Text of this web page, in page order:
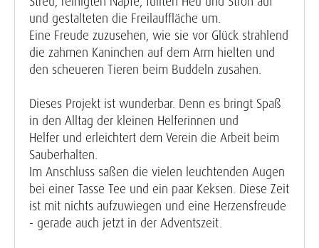
und gestalteten die Freilauffläche um.
Eine Freude zuzusehen, wie sie vor Glück strahlend
die zahmen Kaninchen auf dem Arm hielten und
den scheueren Tieren beim Buddeln zusahen.
Dieses Projekt ist wunderbar. Denn es bringt Spaß
in den Alltag der kleinen Helferinnen und
Helfer und erleichtert dem Verein die Arbeit beim
Sauberhalten.
Im Anschluss saßen die vielen leuchtenden Augen
bei einer Tasse Tee und ein paar Keksen. Diese Zeit
ist mit nichts aufzuwiegen und eine Herzensfreude
- gerade auch jetzt in der Adventszeit.